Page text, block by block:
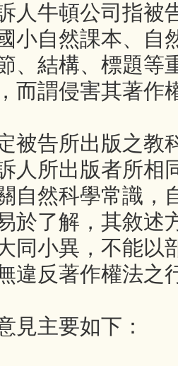
人牛頓公司指被
小自然課本、自
、結構、標題等
而謂侵害其著作
被告所出版之教
人所出版者所相
自然科學常識，
於了解，其敘述
同小異，不能以
違反著作權法之
見主要如下：